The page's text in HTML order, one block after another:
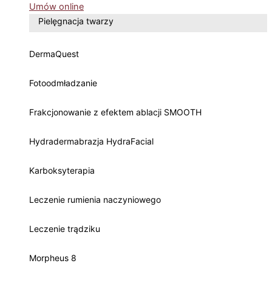
Umów online
Pielęgnacja twarzy
DermaQuest
Fotoodmładzanie
Frakcjonowanie z efektem ablacji SMOOTH
Hydradermabrazja HydraFacial
Karboksyterapia
Leczenie rumienia naczyniowego
Leczenie trądziku
Morpheus 8